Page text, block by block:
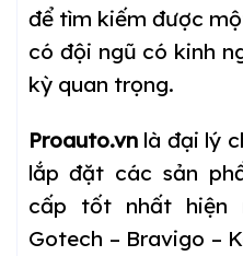
để tìm kiếm được
có đội ngũ có kinh
kỳ quan trọng.
Proauto.vn là đại lý
lắp đặt các sản
cấp tốt nhất hiện
Gotech – Bravigo –